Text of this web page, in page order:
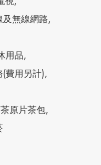
及無線網路
用品
費用另計)
原片茶包